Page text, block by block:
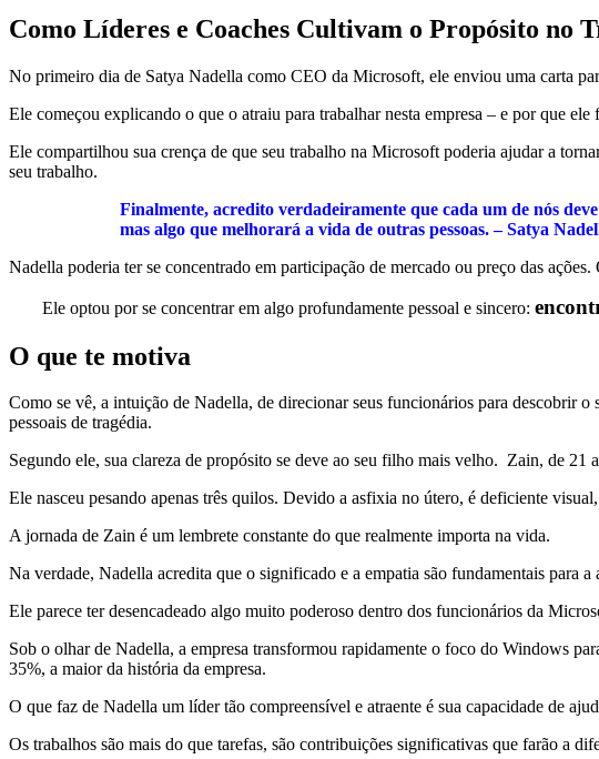
Como Líderes e Coaches Cultivam o Propósito no
No primeiro dia de Satya Nadella como CEO da Microsoft, ele enviou uma carta
Ele começou explicando o que o atraiu para trabalhar nesta empresa – e por que ele
Ele compartilhou sua crença de que seu trabalho na Microsoft poderia ajudar a
seu trabalho.
Finalmente, acredito verdadeiramente que cada um de nós
mas algo que melhorará a vida de outras pessoas. – Satya
Nadella poderia ter se concentrado em participação de mercado ou preço das
Ele optou por se concentrar em algo profundamente pessoal e sincero:
O que te motiva
Como se vê, a intuição de Nadella, de direcionar seus funcionários para descobrir
pessoais de tragédia.
Segundo ele, sua clareza de propósito se deve ao seu filho mais velho. Zain, de 21
Ele nasceu pesando apenas três quilos. Devido a asfixia no útero, é deficiente
A jornada de Zain é um lembrete constante do que realmente importa na vida.
Na verdade, Nadella acredita que o significado e a empatia são fundamentais para a
Ele parece ter desencadeado algo muito poderoso dentro dos funcionários da
Sob o olhar de Nadella, a empresa transformou rapidamente o foco do Windows
35%, a maior da história da empresa.
O que faz de Nadella um líder tão compreensível e atraente é sua capacidade de
Os trabalhos são mais do que tarefas, são contribuições significativas que farão a